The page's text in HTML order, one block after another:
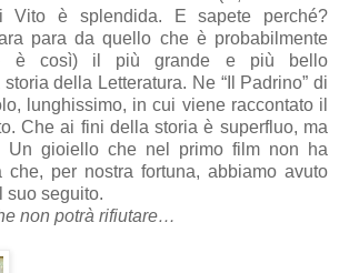
Vito è splendida. E sapete perché?
para da quello che è probabilmente
è così) il più grande e più bello
della Letteratura. Ne “Il Padrino” di
lunghissimo, in cui viene raccontato il
Che ai fini della storia è superfluo, ma
Un gioiello che nel primo film non ha
che, per nostra fortuna, abbiamo avuto
suo seguito.
non potrà rifiutare…